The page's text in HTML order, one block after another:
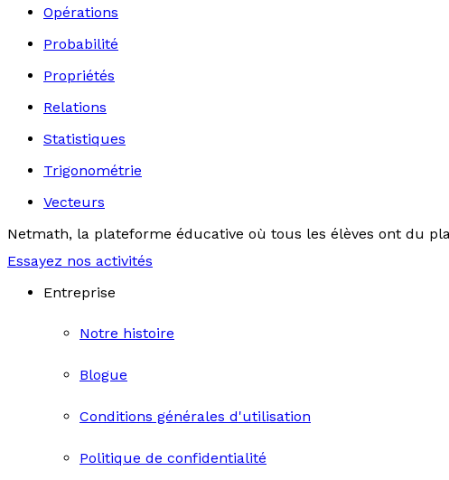
Opérations
Probabilité
Propriétés
Relations
Statistiques
Trigonométrie
Vecteurs
Netmath, la plateforme éducative où tous les élèves ont du
Essayez nos activités
Entreprise
Notre histoire
Blogue
Conditions générales d'utilisation
Politique de confidentialité